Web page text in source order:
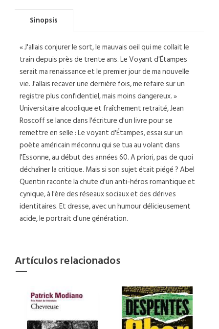
Sinopsis
« J'allais conjurer le sort, le mauvais oeil qui me collait le
train depuis près de trente ans. Le Voyant d'Étampes
serait ma renaissance et le premier jour de ma nouvelle
vie. J'allais recaver une dernière fois, me refaire sur un
registre plus confidentiel, mais moins dangereux. »
Universitaire alcoolique et fraîchement retraité, Jean
Roscoff se lance dans l'écriture d'un livre pour se
remettre en selle : Le voyant d'Étampes, essai sur un
poète américain méconnu qui se tua au volant dans
l'Essonne, au début des années 60. A priori, pas de quoi
déchaîner la critique. Mais si son sujet était piégé ? Abel
Quentin raconte la chute d'un anti-héros romantique et
cynique, à l'ère des réseaux sociaux et des dérives
identitaires. Et dresse, avec un humour délicieusement
acide, le portrait d'une génération.
Artículos relacionados